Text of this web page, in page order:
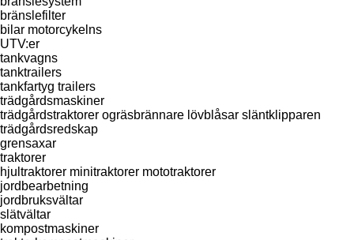
bränslefilter
bilar motorcykelns
UTV:er
tankvagns
tanktrailers
tankfartyg trailers
trädgårdsmaskiner
trädgårdstraktorer ogräsbrännare lövblåsar släntklipparen
trädgårdsredskap
grensaxar
traktorer
hjultraktorer minitraktorer mototraktorer
jordbearbetning
jordbruksvältar
slätvältar
kompostmaskiner